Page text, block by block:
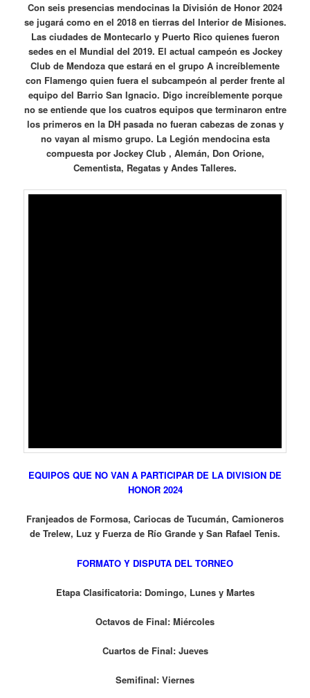
Con seis presencias mendocinas la División de Honor 2024
se jugará como en el 2018 en tierras del Interior de Misiones.
Las ciudades de Montecarlo y Puerto Rico quienes fueron
sedes en el Mundial del 2019. El actual campeón es Jockey
Club de Mendoza que estará en el grupo A increíblemente
con Flamengo quien fuera el subcampeón al perder frente al
equipo del Barrio San Ignacio. Digo increíblemente porque
no se entiende que los cuatros equipos que terminaron entre
los primeros en la DH pasada no fueran cabezas de zonas y
no vayan al mismo grupo. La Legión mendocina esta
compuesta por Jockey Club , Alemán, Don Orione,
Cementista, Regatas y Andes Talleres.
EQUIPOS QUE NO VAN A PARTICIPAR DE LA DIVISION DE
HONOR 2024
Franjeados de Formosa, Cariocas de Tucumán, Camioneros
de Trelew, Luz y Fuerza de Río Grande y San Rafael Tenis.
FORMATO Y DISPUTA DEL TORNEO
Etapa Clasificatoria: Domingo, Lunes y Martes
Octavos de Final: Miércoles
Cuartos de Final: Jueves
Semifinal: Viernes